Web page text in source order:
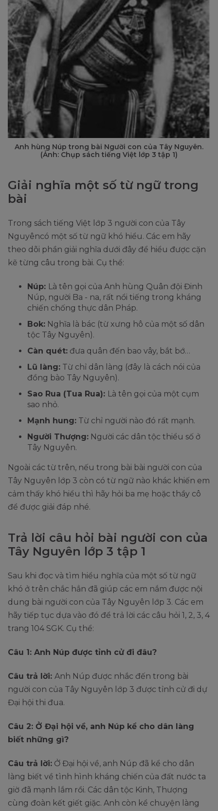
Anh hùng Núp trong bài Người con của Tây Nguyên.
(Ảnh: Chụp sách tiếng Việt lớp 3 tập 1)
Giải nghĩa một số từ ngữ trong
bài
Trong sách tiếng Việt lớp 3 người con của Tây
Nguyêncó một số từ ngữ khó hiểu. Các em hãy
theo dõi phần giải nghĩa dưới đây để hiểu được cặn
kẽ từng câu trong bài. Cụ thể:
Núp: Là tên gọi của Anh hùng Quân đội Đinh
Núp, người Ba - na, rất nổi tiếng trong kháng
chiến chống thực dân Pháp.
Bok: Nghĩa là bác (từ xưng hô của một số dân
tộc Tây Nguyên).
Càn quét: đưa quân đến bao vây, bắt bớ…
Lũ làng: Từ chỉ dân làng (đây là cách nói của
đồng bào Tây Nguyên).
Sao Rua (Tua Rua): Là tên gọi của một cụm
sao nhỏ.
Mạnh hung: Từ chỉ người nào đó rất mạnh.
Người Thượng: Người các dân tộc thiểu số ở
Tây Nguyên.
Ngoài các từ trên, nếu trong bài bài người con của
Tây Nguyên lớp 3 còn có từ ngữ nào khác khiến em
cảm thấy khó hiểu thì hãy hỏi ba mẹ hoặc thầy cô
để được giải đáp nhé.
Trả lời câu hỏi bài người con của
Tây Nguyên lớp 3 tập 1
Sau khi đọc và tìm hiểu nghĩa của một số từ ngữ
khó ở trên chắc hẳn đã giúp các em nắm được nội
dung bài người con của Tây Nguyên lớp 3. Các em
hãy tiếp tục dựa vào đó để trả lời các câu hỏi 1, 2, 3, 4
trang 104 SGK. Cụ thể:
Câu 1: Anh Núp được tỉnh cử đi đâu?
Câu trả lời: Anh Núp được nhắc đến trong bài
người con của Tây Nguyên lớp 3 được tỉnh cử đi dự
Đại hội thi đua.
Câu 2: Ở Đại hội về, anh Núp kể cho dân làng
biết những gì?
Câu trả lời: Ở Đại hội về, anh Núp đã kể cho dân
làng biết về tình hình kháng chiến của đất nước ta
giờ đã mạnh lắm rồi. Các dân tộc Kinh, Thượng
cùng đoàn kết giết giặc. Anh còn kể chuyện làng